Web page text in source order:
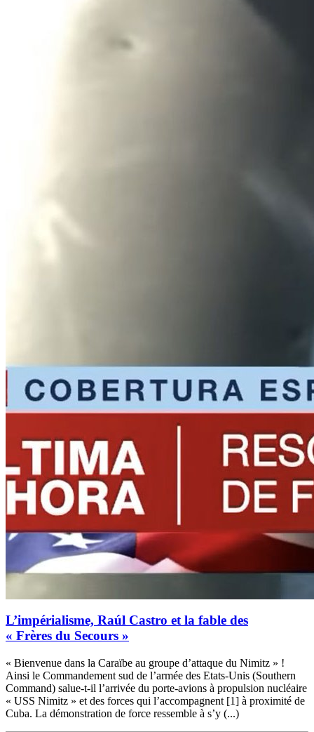
L’impérialisme, Raúl Castro et la fable des
« Frères du Secours »
« Bienvenue dans la Caraïbe au groupe d’attaque du Nimitz » !
Ainsi le Commandement sud de l’armée des Etats-Unis (Southern
Command) salue-t-il l’arrivée du porte-avions à propulsion nucléaire
« USS Nimitz » et des forces qui l’accompagnent [1] à proximité de
Cuba. La démonstration de force ressemble à s’y (...)